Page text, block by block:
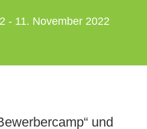
- 11. November 2022
und